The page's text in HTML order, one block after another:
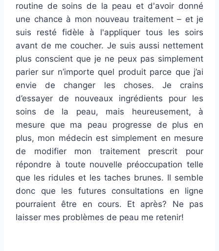
routine de soins de la peau et d'avoir donné
une chance à mon nouveau traitement – et je
suis resté fidèle à l'appliquer tous les soirs
avant de me coucher. Je suis aussi nettement
plus conscient que je ne peux pas simplement
parier sur n’importe quel produit parce que j’ai
envie de changer les choses. Je crains
d’essayer de nouveaux ingrédients pour les
soins de la peau, mais heureusement, à
mesure que ma peau progresse de plus en
plus, mon médecin est simplement en mesure
de modifier mon traitement prescrit pour
répondre à toute nouvelle préoccupation telle
que les ridules et les taches brunes. Il semble
donc que les futures consultations en ligne
pourraient être en cours. Et après? Ne pas
laisser mes problèmes de peau me retenir!